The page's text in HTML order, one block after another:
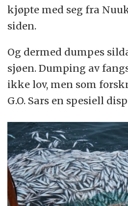
kjøpte med seg fra
siden.
Og dermed dumpes
sjøen. Dumping av
ikke lov, men som
G.O. Sars en spesiell